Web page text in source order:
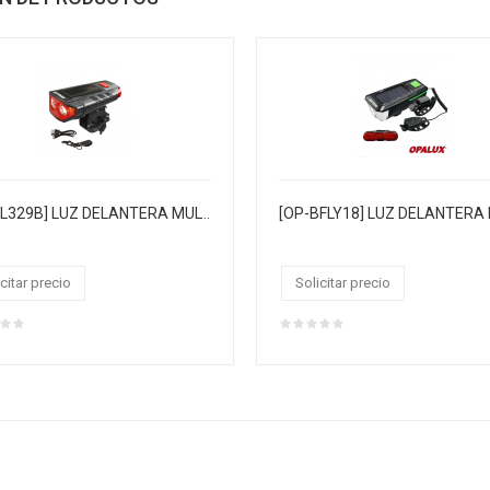
[OP-HL329B] LUZ DELANTERA MULTIFUNCIONAL CON TIMBRE
precio Solicitar precio